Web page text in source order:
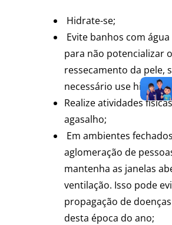
Hidrate-se;
Evite banhos com
para não potencializar o
ressecamento da pele,
necessário use
Realize atividades
agasalho;
Em ambientes
aglomeração de
mantenha as janelas
ventilação. Isso pode
propagação de
desta época do ano;